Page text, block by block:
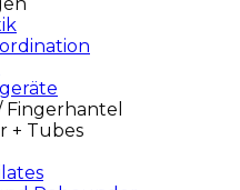
Fingerhantel
+ Tubes